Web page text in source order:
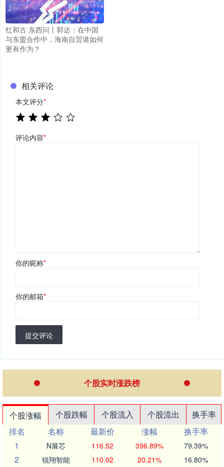
红和古 东西问丨郭达：在中国
与东盟合作中，海南自贸港如何
更有作为？
相关评论
本文评分*
评论内容*
你的昵称*
你的邮箱*
提交评论
个股实时涨跌榜
个股涨幅 个股跌幅 个股流入 个股流出
换手率
排名
名称 最新价 涨幅
换手率
1
N展芯 116.52 396.89% 79.39%
2 锐翔智能 110.02 20.21% 16.80%